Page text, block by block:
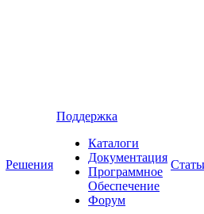
Решения
Поддержка
Каталоги
Документация
Программное
Обеспечение
Форум